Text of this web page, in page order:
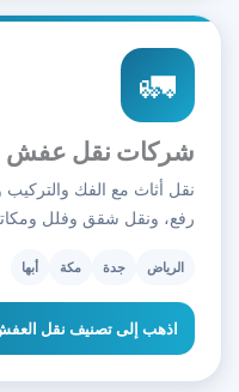
🚛
شركات نقل عفش
نقل أثاث مع الفك والتركيب
رفع، ونقل شقق وفلل
الرياض جدة مكة أبها
اذهب إلى تصنيف نقل